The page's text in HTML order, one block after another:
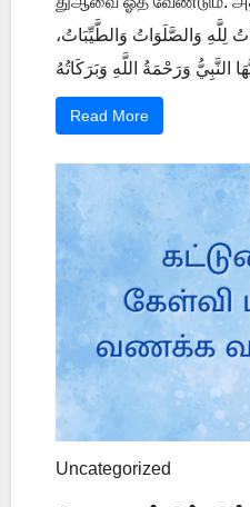
- التَّحِيَّاتُ لِلَّهِ وَالصَّلَوَاتُ وَالطَّيِّبَاتُ،
Read More
Uncategorized